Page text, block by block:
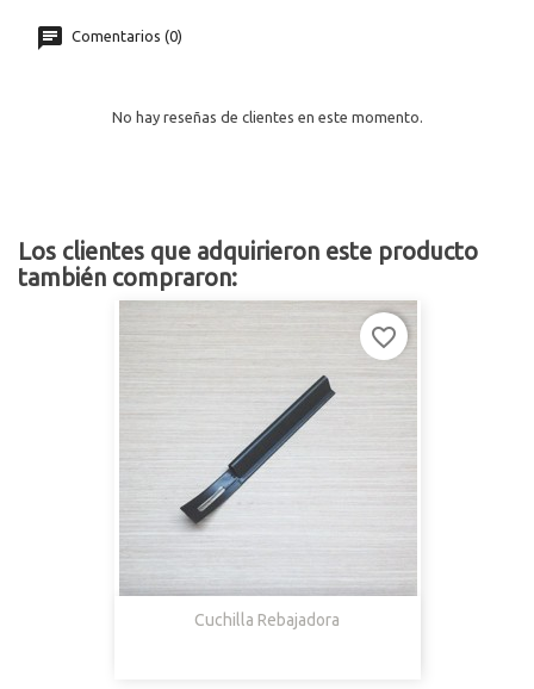
Comentarios (0)
No hay reseñas de clientes en este momento.
Los clientes que adquirieron este producto
también compraron:
Cuchilla Rebajadora
favorite_border